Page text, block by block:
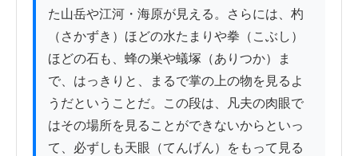
た山岳や江河・海原が見える。さらには、杓
（さかずき）ほどの水たまりや拳（こぶし）
ほどの石も、蜂の巣や蟻塚（ありつか）ま
で、はっきりと、まるで掌の上の物を見るよ
うだということだ。この段は、凡夫の肉眼で
はその場所を見ることができないからといっ
て、必ずしも天眼（てんげん）をもって見る